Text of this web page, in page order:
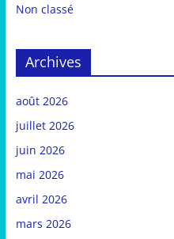
Non classé
Archives
août 2026
juillet 2026
juin 2026
mai 2026
avril 2026
mars 2026